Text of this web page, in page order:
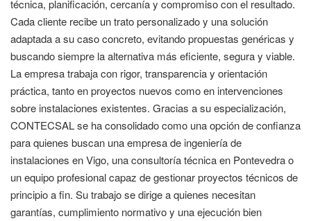
técnica, planificación, cercanía y compromiso con el resultado.
Cada cliente recibe un trato personalizado y una solución
adaptada a su caso concreto, evitando propuestas genéricas y
buscando siempre la alternativa más eficiente, segura y viable.
La empresa trabaja con rigor, transparencia y orientación
práctica, tanto en proyectos nuevos como en intervenciones
sobre instalaciones existentes. Gracias a su especialización,
CONTECSAL se ha consolidado como una opción de confianza
para quienes buscan una empresa de ingeniería de
instalaciones en Vigo, una consultoría técnica en Pontevedra o
un equipo profesional capaz de gestionar proyectos técnicos de
principio a fin. Su trabajo se dirige a quienes necesitan
garantías, cumplimiento normativo y una ejecución bien